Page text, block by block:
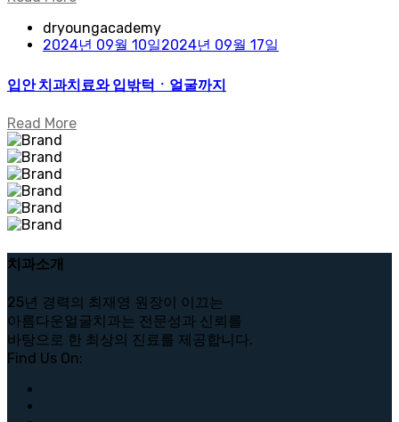
dryoungacademy
2024년 09월 10일2024년 09월 17일
입안 치과치료와 입밖턱ㆍ얼굴까지
Read More
치과소개
25년 경력의 최재영 원장이 이끄는
아름다운얼굴치과는 전문성과 신뢰를
바탕으로 한 최상의 진료를 제공합니다.
Find Us On: